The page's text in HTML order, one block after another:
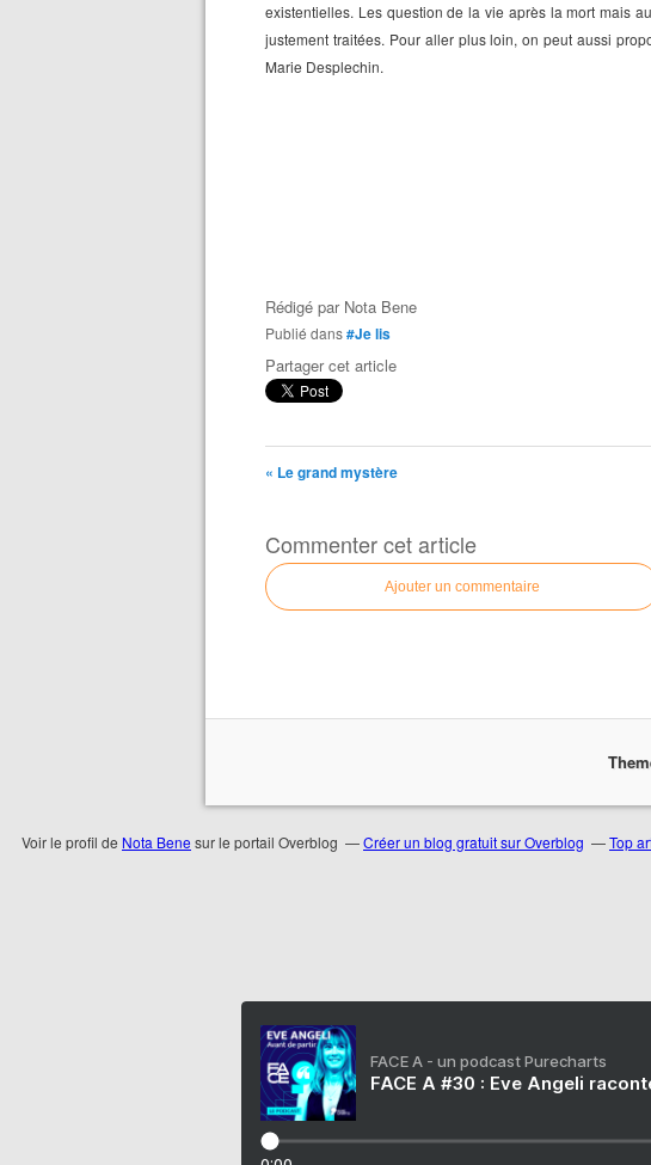
existentielles. Les question de la vie après la mort mais
justement traitées. Pour aller plus loin, on peut aussi
Marie Desplechin.
Rédigé par Nota Bene
Publié dans#Je lis
Partager cet article
« Le grand mystère
Commenter cet article
Ajouter un commentaire
Voir le profil de Nota Bene sur le portail Overblog Créer un blog gratuit sur Overblog Top
FACE A - un podcast Purecharts
FACE A #30 : Eve Angeli